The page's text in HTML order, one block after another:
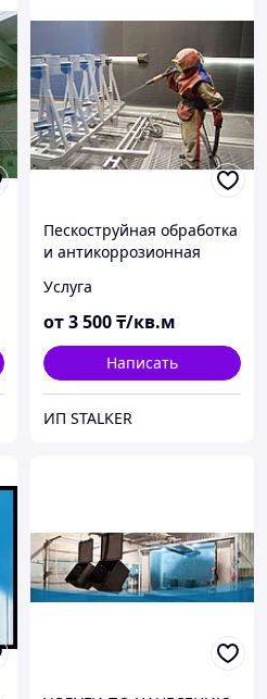
Пескоструйная обработка
и антикоррозионная
Услуга
от3 500₸/кв.м
Написать
ИП STALKER